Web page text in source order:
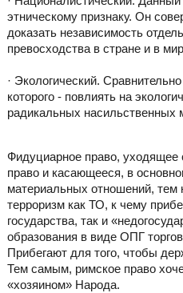
этническому признаку. Он
доказать независимость
превосходства в стране и в
· Экологический.
которого - повлиять на
радикальных насильственных
Фидуциарное право, уходящее
право и касающееся, в
материальных отношений, тем
терроризм как ТО, к чему
государства, так и
образования в виде ОПГ
Прибегают для того, чтобы
Тем самым, римское право
«хозяином» Народа.